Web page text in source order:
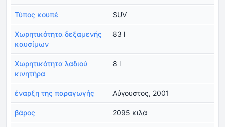
Τύπος κουπέ SUV
Χωρητικότητα δεξαμενής
καυσίμων
83 l
Χωρητικότητα λαδιού
κινητήρα
8 l
έναρξη της παραγωγής Αύγουστος, 2001
βάρος 2095 κιλά